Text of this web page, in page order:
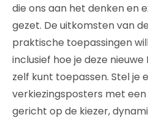
die ons aan het denken en
gezet. De uitkomsten van
praktische toepassingen
inclusief hoe je deze
zelf kunt toepassen. Stel je
verkiezingsposters met
gericht op de kiezer,